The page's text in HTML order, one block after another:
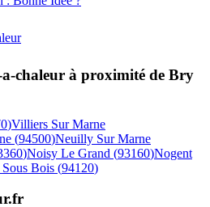
chaleur à proximité de Bry
)Villiers Sur Marne
(94500)Neuilly Sur Marne
)Noisy Le Grand (93160)Nogent
Bois (94120)
.fr